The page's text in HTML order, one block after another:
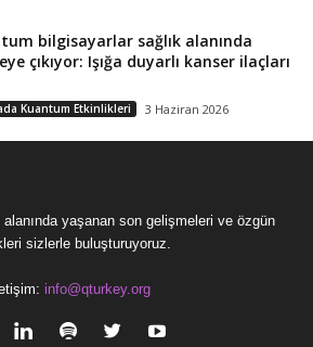
bilgisayarlar sağlık alanında
çıkıyor: Işığa duyarlı kanser ilaçları
Kuantum Etkinlikleri 3 Haziran 2026
yaşanan son gelişmeleri ve özgün
sizlerle buluşturuyoruz.
info@qturkey.org